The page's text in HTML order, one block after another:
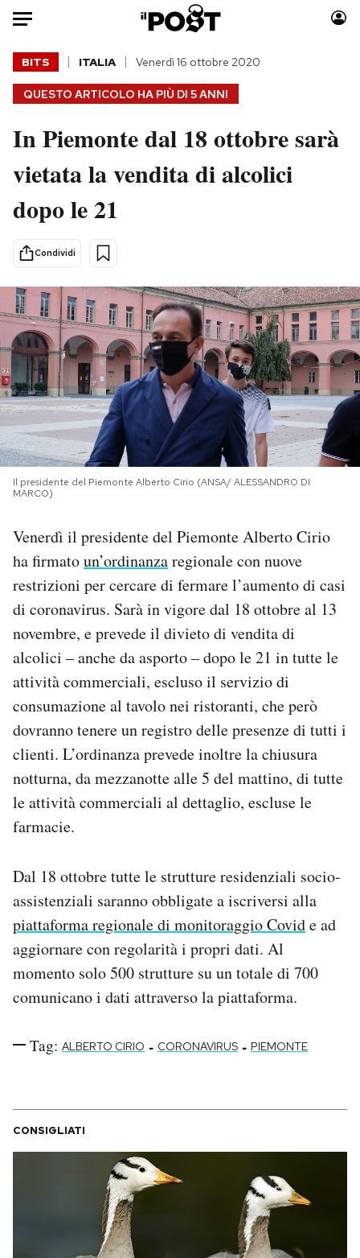
Auto
HOME
Italia
Politica
Tecnologia
Scienza
Economia
Sport
Moda
Consumismi
Altrecose
Mondiali calcio 2026
PODCAST
NEWSLETTER
I MIEI PREFERITI
SHOP
CALENDARIO
AREA PERSONALE
Area Personale
Newsletter
Notifiche mobile
Regala il Post
Hai bisogno di aiuto?
Esci
QUESTO ARTICOLO HA PIÙ DI 5 ANNI
BITS ITALIA Venerdì 16 ottobre 2020
In Piemonte dal 18 ottobre sarà
vietata la vendita di alcolici
dopo le 21
Condividi
Il presidente del Piemonte Alberto Cirio (ANSA/ ALESSANDRO DI
MARCO)
Venerdì il presidente del Piemonte Alberto Cirio
ha firmatoun’ordinanzaregionale con nuove
restrizioni per cercare di fermare l’aumento di casi
di coronavirus. Sarà in vigore dal 18 ottobre al 13
novembre, e prevede il divieto di vendita di
alcolici – anche da asporto – dopo le 21 in tutte le
attività commerciali, escluso il servizio di
consumazione al tavolo nei ristoranti, che però
dovranno tenere un registro delle presenze di tutti i
clienti. L’ordinanza prevede inoltre la chiusura
notturna, da mezzanotte alle 5 del mattino, di tutte
le attività commerciali al dettaglio, escluse le
farmacie.
Dal 18 ottobre tutte le strutture residenziali socio-
assistenziali saranno obbligate a iscriversi alla
piattaforma regionale di monitoraggio Covide ad
aggiornare con regolarità i propri dati. Al
momento solo 500 strutture su un totale di 700
comunicano i dati attraverso la piattaforma.
Tag: ALBERTO CIRIO - CORONAVIRUS - PIEMONTE
CONSIGLIATI